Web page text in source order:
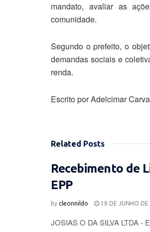
mandato, avaliar as
comunidade.
Segundo o prefeito, o
demandas sociais e
renda.
Escrito por Adelcimar
Related Posts
Recebimento de
EPP
by cleonnildo 18 DE JUNHO DE
JOSIAS O DA SILVA LTDA -